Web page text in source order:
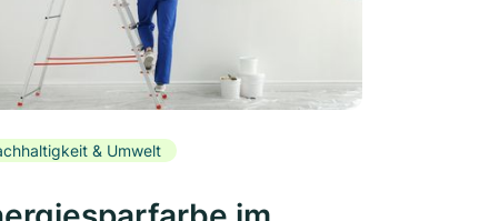
& Umwelt